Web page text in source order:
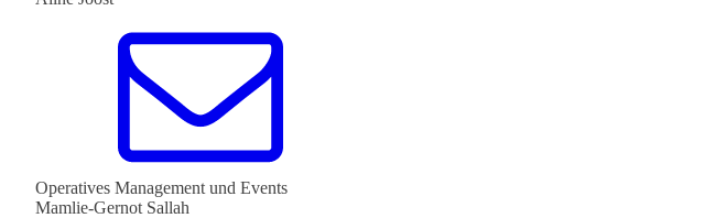
Operatives Management und Events
Mamlie-Gernot Sallah